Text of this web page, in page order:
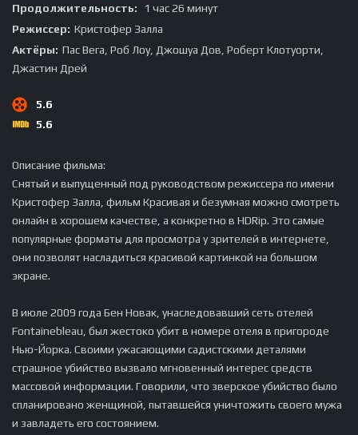
Продолжительность:
1 час 26 минут
Режиссер: Кристофер Залла
Актёры: Пас Вега, Роб Лоу, Джошуа Дов, Роберт Клотуорти,
Джастин Дрей
5.6
5.6
Описание фильма:
Снятый и выпущенный под руководством режиссера по имени
Кристофер Залла, фильм Красивая и безумная можно смотреть
онлайн в хорошем качестве, а конкретно в HDRip. Это самые
популярные форматы для просмотра у зрителей в интернете,
они позволят насладиться красивой картинкой на большом
экране.
В июле 2009 года Бен Новак, унаследовавший сеть отелей
Fontainebleau, был жестоко убит в номере отеля в пригороде
Нью-Йорка. Своими ужасающими садистскими деталями
страшное убийство вызвало мгновенный интерес средств
массовой информации. Говорили, что зверское убийство было
спланировано женщиной, пытавшейся уничтожить своего мужа
и завладеть его состоянием.